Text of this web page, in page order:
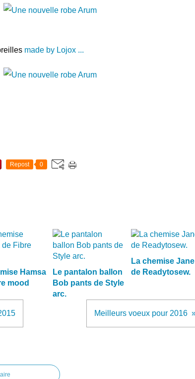
made by Lojox ...
Repost 0
Hamsa
mood
Le pantalon ballon
Bob pants de Style
arc.
La chemise Jane
de Readytosew.
Meilleurs voeux pour 2016